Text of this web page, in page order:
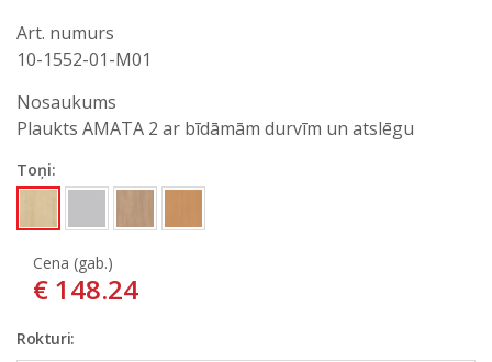
Art. numurs
10-1552-01-M01
Nosaukums
Plaukts AMATA 2 ar bīdāmām durvīm un atslēgu
Toņi:
Cena (gab.)
€ 148.24
Rokturi: